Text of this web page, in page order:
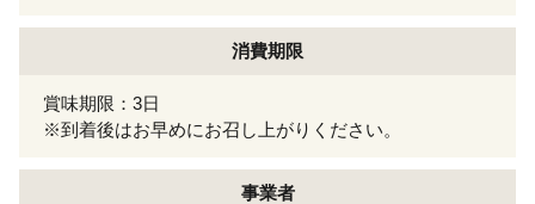
消費期限
賞味期限：3日
※到着後はお早めにお召し上がりください。
事業者